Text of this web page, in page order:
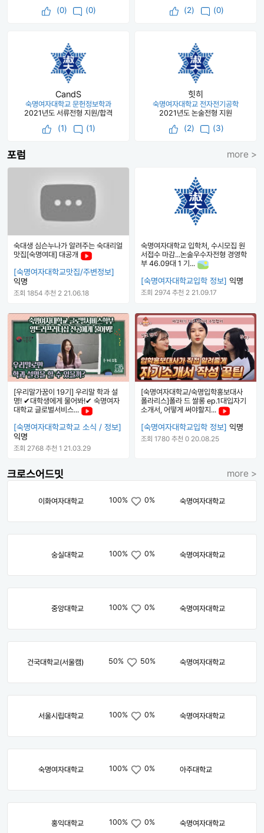
(0) (0) (2) (0)
CandS
숙명여자대학교 문헌정보학과
2021년도 서류전형 지원/합격
(1) (1)
힛히
숙명여자대학교 전자전기공학
2021년도 논술전형 지원
(2) (3)
포럼 more >
숙대생 심슨누나가 알려주는 숙대리얼
맛집[숙명여대] 대공개
[숙명여자대학교맛집/주변정보]
익명
조회 1854 추천 2 21.06.18
숙명여자대학교 입학처, 수시모집 원
서접수 마감...논술우수자전형 경영학
부 46.09대 1 기...
[숙명여자대학교입학 정보] 익명
조회 2974 추천 2 21.09.17
[우리말가꿈이 19기] 우리말 학과 설
명! ✔대학생에게 물어봐!✔ 숙명여자
대학교 글로벌서비스...
[숙명여자대학교학교 소식 / 정보]
익명
조회 2768 추천 1 21.03.29
[숙명여자대학교/숙명입학홍보대사
폴라리스]폴라 드 쌀롱 ep.1대입자기
소개서, 어떻게 써야할지...
[숙명여자대학교입학 정보] 익명
조회 1780 추천 0 20.08.25
크로스어드밋 more >
이화여자대학교 100% 0% 숙명여자대학교
숭실대학교 100% 0% 숙명여자대학교
중앙대학교 100% 0% 숙명여자대학교
건국대학교(서울캠) 50% 50% 숙명여자대학교
서울시립대학교 100% 0% 숙명여자대학교
숙명여자대학교 100% 0% 아주대학교
홍익대학교 100% 0% 숙명여자대학교